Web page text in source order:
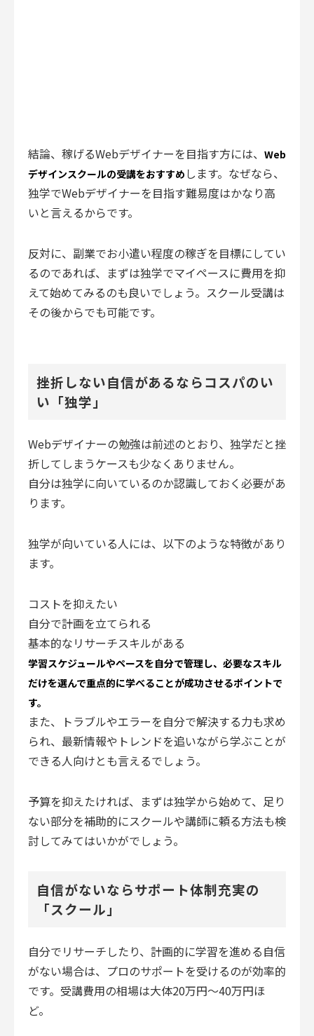
結論、稼げるWebデザイナーを目指す方には、 Web
デザインスクールの受講をおすすめ します。なぜなら、
独学でWebデザイナーを目指す難易度はかなり高
いと言えるからです。
反対に、副業でお小遣い程度の稼ぎを目標にしてい
るのであれば、まずは独学でマイペースに費用を抑
えて始めてみるのも良いでしょう。スクール受講は
その後からでも可能です。
挫折しない自信があるならコスパのい
い「独学」
Webデザイナーの勉強は前述のとおり、独学だと挫
折してしまうケースも少なくありません。
自分は独学に向いているのか認識しておく必要があ
ります。
独学が向いている人には、以下のような特徴があり
ます。
コストを抑えたい
自分で計画を立てられる
基本的なリサーチスキルがある
学習スケジュールやペースを自分で管理し、必要なスキル
だけを選んで重点的に学べることが成功させるポイントで
す。
また、トラブルやエラーを自分で解決する力も求め
られ、最新情報やトレンドを追いながら学ぶことが
できる人向けとも言えるでしょう。
予算を抑えたければ、まずは独学から始めて、足り
ない部分を補助的にスクールや講師に頼る方法も検
討してみてはいかがでしょう。
自信がないならサポート体制充実の
「スクール」
自分でリサーチしたり、計画的に学習を進める自信
がない場合は、プロのサポートを受けるのが効率的
です。受講費用の相場は大体20万円〜40万円ほ
ど。